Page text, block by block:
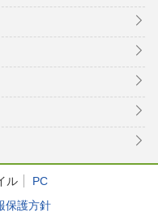
ル
PC
保護方針